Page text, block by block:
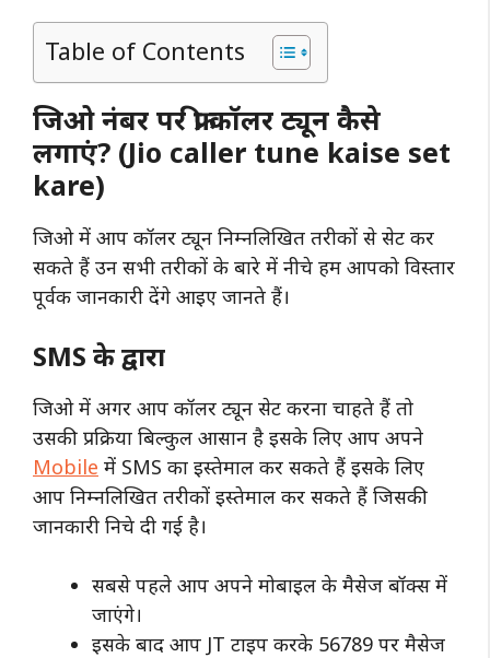
Table of Contents
जिओ नंबर पर फ्री कॉलर ट्यून कैसे
लगाएं? (Jio caller tune kaise set
kare)
जिओ में आप कॉलर ट्यून निम्नलिखित तरीकों से सेट कर
सकते हैं उन सभी तरीकों के बारे में नीचे हम आपको विस्तार
पूर्वक जानकारी देंगे आइए जानते हैं।
SMS के द्वारा
जिओ में अगर आप कॉलर ट्यून सेट करना चाहते हैं तो
उसकी प्रक्रिया बिल्कुल आसान है इसके लिए आप अपने
Mobile में SMS का इस्तेमाल कर सकते हैं इसके लिए
आप निम्नलिखित तरीकों इस्तेमाल कर सकते हैं जिसकी
जानकारी निचे दी गई है।
सबसे पहले आप अपने मोबाइल के मैसेज बॉक्स में
जाएंगे।
इसके बाद आप JT टाइप करके 56789 पर मैसेज